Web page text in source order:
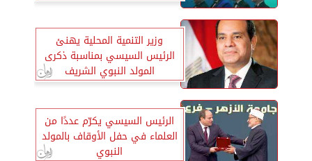
وزير التنمية المحلية يهنئ
الرئيس السيسي بمناسبة ذكرى
المولد النبوي الشريف
الرئيس السيسي يكرّم عددًا من
العلماء في حفل الأوقاف بالمولد
النبوي